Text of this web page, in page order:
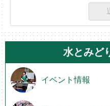
水とみど
イベント情報